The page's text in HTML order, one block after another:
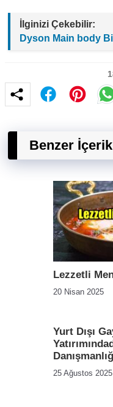
İlginizi Çekebilir:
Dyson Main body
Benzer
Lezzetli
20 Nisan 2025
Yurt Dışı
25 Ağustos 2025